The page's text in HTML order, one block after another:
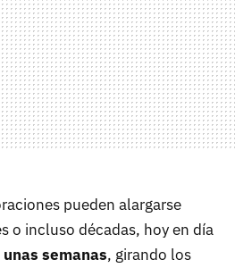
pueden alargarse
o incluso décadas, hoy en día
semanas, girando los